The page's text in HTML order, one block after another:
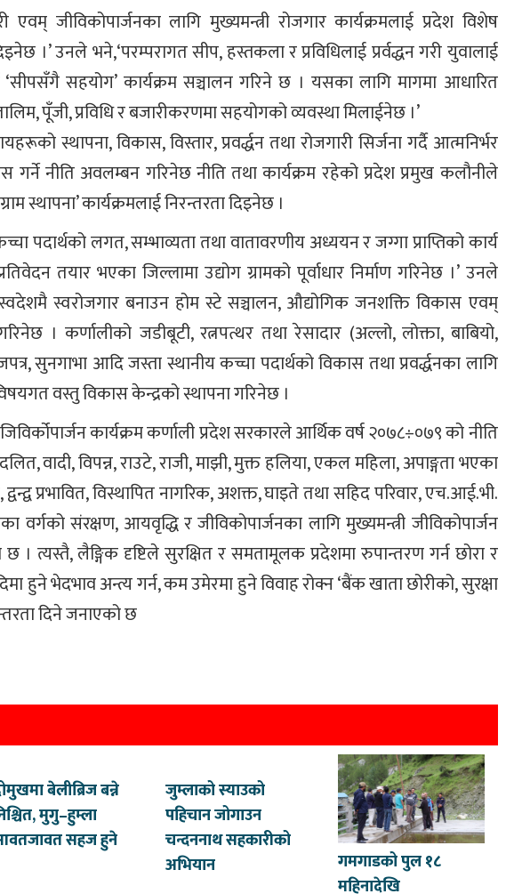
एवम् जीविकोपार्जनका लागि मुख्यमन्त्री रोजगार कार्यक्रमलाई प्रदेश विशेष
।’ उनले भने,‘परम्परागत सीप, हस्तकला र प्रविधिलाई प्रर्वद्धन गरी युवालाई
सहयोग’ कार्यक्रम सञ्चालन गरिने छ । यसका लागि मागमा आधारित
पूँजी, प्रविधि र बजारीकरणमा सहयोगको व्यवस्था मिलाईनेछ ।’
स्थापना, विकास, विस्तार, प्रवर्द्धन तथा रोजगारी सिर्जना गर्दै आत्मनिर्भर
गर्ने नीति अवलम्बन गरिनेछ नीति तथा कार्यक्रम रहेको प्रदेश प्रमुख कलौनीले
स्थापना’ कार्यक्रमलाई निरन्तरता दिइनेछ ।
पदार्थको लगत, सम्भाव्यता तथा वातावरणीय अध्ययन र जग्गा प्राप्तिको कार्य
तयार भएका जिल्लामा उद्योग ग्रामको पूर्वाधार निर्माण गरिनेछ ।’ उनले
स्वरोजगार बनाउन होम स्टे सञ्चालन, औद्योगिक जनशक्ति विकास एवम्
। कर्णालीको जडीबूटी, रत्नपत्थर तथा रेसादार (अल्लो, लोक्ता, बाबियो,
सुनगाभा आदि जस्ता स्थानीय कच्चा पदार्थको विकास तथा प्रवर्द्धनका लागि
वस्तु विकास केन्द्रको स्थापना गरिनेछ ।
कार्यक्रम कर्णाली प्रदेश सरकारले आर्थिक वर्ष २०७८÷०७९ को नीति
वादी, विपन्न, राउटे, राजी, माझी, मुक्त हलिया, एकल महिला, अपाङ्गता भएका
प्रभावित, विस्थापित नागरिक, अशक्त, घाइते तथा सहिद परिवार, एच.आई.भी.
वर्गको संरक्षण, आयवृद्धि र जीविकोपार्जनका लागि मुख्यमन्त्री जीविकोपार्जन
छ । त्यस्तै, लैङ्गिक दृष्टिले सुरक्षित र समतामूलक प्रदेशमा रुपान्तरण गर्न छोरा र
हुने भेदभाव अन्त्य गर्न, कम उमेरमा हुने विवाह रोक्न ‘बैंक खाता छोरीको, सुरक्षा
दिने जनाएको छ
बेलीब्रिज बन्ने
मुगु–हुम्ला
सहज हुने
जुम्लाको स्याउको
पहिचान जोगाउन
चन्दननाथ सहकारीको
अभियान
गमगाडको पुल १८
महिनादेखि